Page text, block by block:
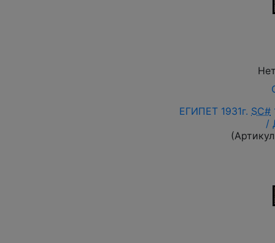
ЕГИПЕТ 1931г. SC#
/